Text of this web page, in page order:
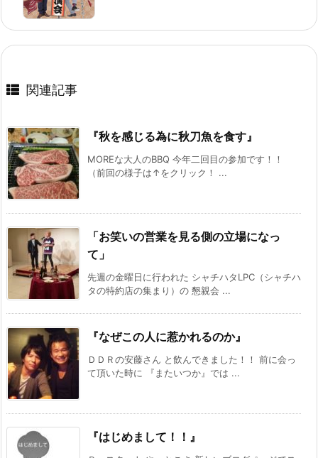
関連記事
『秋を感じる為に秋刀魚を食す』
MOREな大人のBBQ 今年二回目の参加です！！
（前回の様子は↑をクリック！ ...
「お笑いの営業を見る側の立場になっ
て」
先週の金曜日に行われた シャチハタLPC（シャチハ
タの特約店の集まり）の 懇親会 ...
『なぜこの人に惹かれるのか』
ＤＤＲの安藤さん と飲んできました！！ 前に会っ
て頂いた時に 『またいつか』では ...
『はじめまして！！』